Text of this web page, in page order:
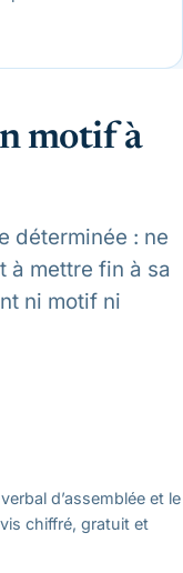
motif à
déterminée : ne
à mettre fin à sa
ni motif ni
d’assemblée et le
chiffré, gratuit et